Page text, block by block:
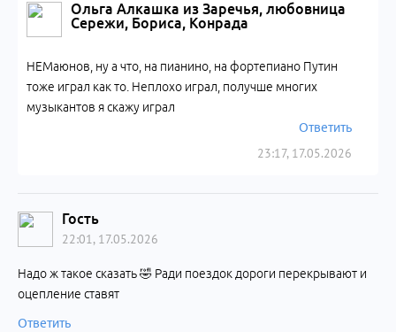
Ольга Алкашка из Заречья, любовница
Сережи, Бориса, Конрада
23:17, 17.05.2026
НЕМаюнов, ну а что, на пианино, на фортепиано Путин
тоже играл как то. Неплохо играл, получше многих
музыкантов я скажу играл
Ответить
Гость
22:01, 17.05.2026
Надо ж такое сказать 🤣 Ради поездок дороги перекрывают и
оцепление ставят
Ответить